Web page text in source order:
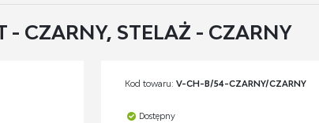
- CZARNY, STELAŻ - CZARNY
Kod towaru: V-CH-B/54-CZARNY/CZARNY
Dostępny